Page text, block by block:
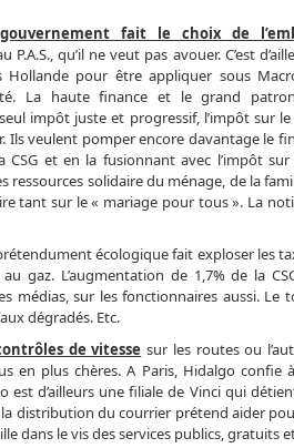
fait le choix de
qu’il ne veut pas avouer. C’est
pour être appliquer sous
La haute finance et le grand
impôt juste et progressif, l’impôt sur
Ils veulent pomper encore davantage le
CSG et en la fusionnant avec l’impôt
solidaire du ménage, de la
tant sur le « mariage pour tous ». La
écologique fait exploser les
L’augmentation de 1,7% de la
médias, sur les fonctionnaires aussi. Le
dégradés. Etc.
de vitesse sur les routes ou
en plus chères. A Paris, Hidalgo confie
d’ailleurs une filiale de Vinci qui
distribution du courrier prétend aider
dans le vis des services publics, gratuits